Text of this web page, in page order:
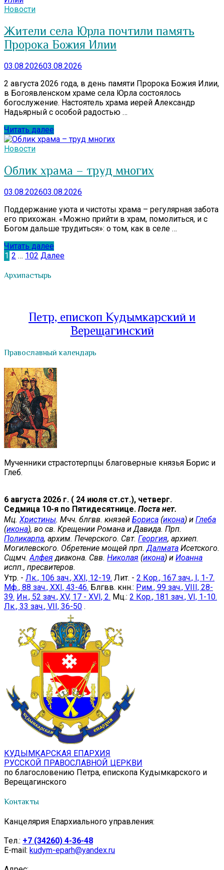
Новости
Жители села Юрла почтили память
Пророка Божия Илии
03.08.202603.08.2026
2 августа 2026 года, в день памяти Пророка Божия Илии,
в Богоявленском храме села Юрла состоялось
богослужение. Настоятель храма иерей Александр
Надьярный с особой радостью …
Читать далее
Новости
Облик храма – труд многих
03.08.202603.08.2026
Поддержание уюта и чистоты храма – регулярная забота
его прихожан. «Можно прийти в храм, помолиться, и с
Богом дальше трудиться»: о том, как в селе …
Читать далее
Пагинация
записей
1 2 … 102 Далее
Архипастырь
Петр, епископ Кудымкарский и
Верещагинский
Православный календарь
Мученники страстотерпцы благоверные князья Борис и
Глеб.
6 августа 2026 г. ( 24 июля ст.ст.), четверг.
Седмица 10-я по Пятидесятнице. Поста нет.
Мц. Христины. Мчч. блгвв. князей Бориса (икона) и Глеба
(икона), во св. Крещении Романа и Давида. Прп.
Поликарпа, архим. Печерского. Свт. Георгия, архиеп.
Могилевского. Обретение мощей прп.Далмата Исетского.
Сщмч.Алфея диакона. Свв. Николая (икона) и Иоанна
испп., пресвитеров.
Утр. - Лк., 106 зач., XXI, 12-19. Лит. - 2 Кор., 167 зач., I, 1-7.
Мф., 88 зач., XXI, 43-46. Блгвв. кнн.: Рим., 99 зач., VIII, 28-
39. Ин., 52 зач., XV, 17 - XVI, 2. Мц.: 2 Кор., 181 зач., VI, 1-10.
Лк., 33 зач., VII, 36-50 .
КУДЫМКАРСКАЯ ЕПАРХИЯ
РУССКОЙ ПРАВОСЛАВНОЙ ЦЕРКВИ
по благословению Петра, епископа Кудымкарского и
Верещагинского
Контакты
Канцелярия Епархиального управления:
Tел.: +7 (34260) 4-36-48
E-mail: kudym-eparh@yandex.ru